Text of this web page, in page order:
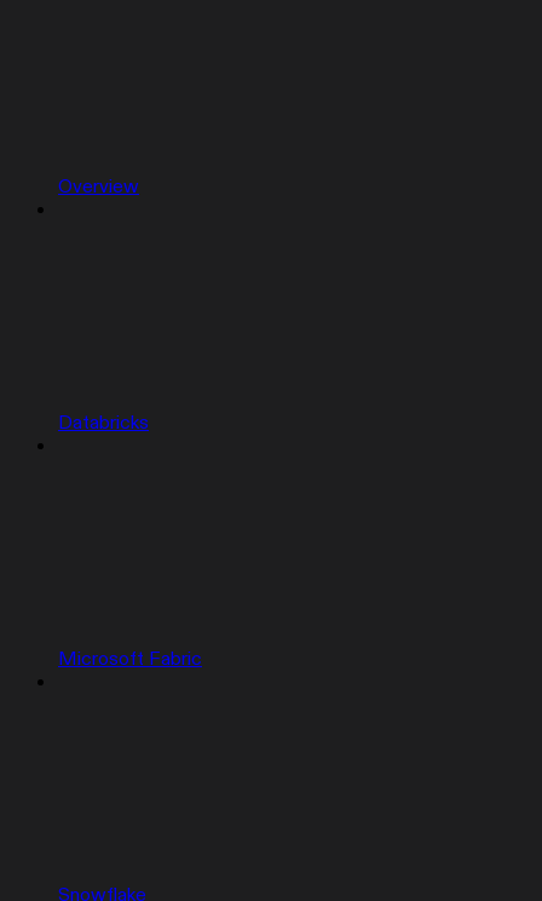
Overview
Databricks
Microsoft Fabric
Snowflake